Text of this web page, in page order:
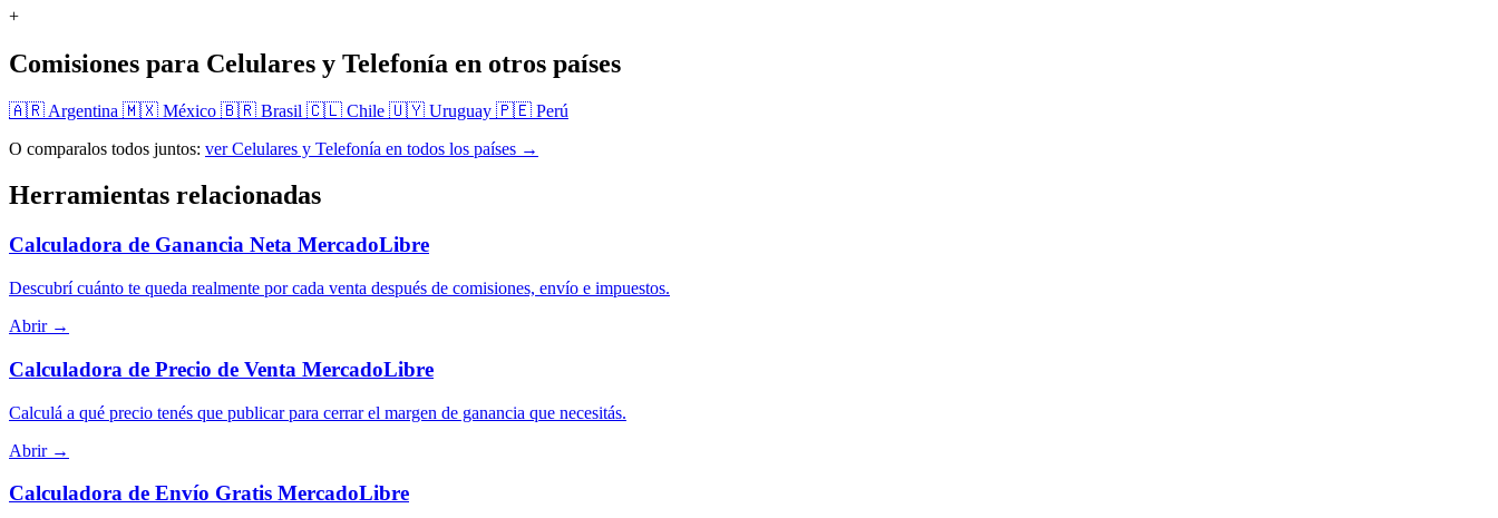
+
Comisiones para Celulares y Telefonía en otros países
🇦🇷 Argentina 🇲🇽 México 🇧🇷 Brasil 🇨🇱 Chile 🇺🇾 Uruguay 🇵🇪 Perú
O comparalos todos juntos: ver Celulares y Telefonía en todos los países →
Herramientas relacionadas
Calculadora de Ganancia Neta MercadoLibre
Descubrí cuánto te queda realmente por cada venta después de comisiones, envío e impuestos.
Abrir →
Calculadora de Precio de Venta MercadoLibre
Calculá a qué precio tenés que publicar para cerrar el margen de ganancia que necesitás.
Abrir →
Calculadora de Envío Gratis MercadoLibre